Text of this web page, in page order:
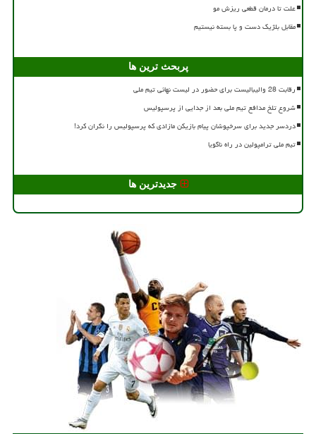
علت تا درمان قطعی ریزش مو
مقابل بلژیک دست و پا بسته نیستیم
پربحث ترین ها
رقابت 28 والیبالیست برای حضور در لیست نهائی تیم ملی
شروع تلخ مدافع تیم ملی بعد از جدایی از پرسپولیس
دردسر جدید برای سرخپوشان پیام بازیکن مازادی که پرسپولیس را نگران کرد!
تیم ملی ترامپولین در راه ناگویا
جدیدترین ها